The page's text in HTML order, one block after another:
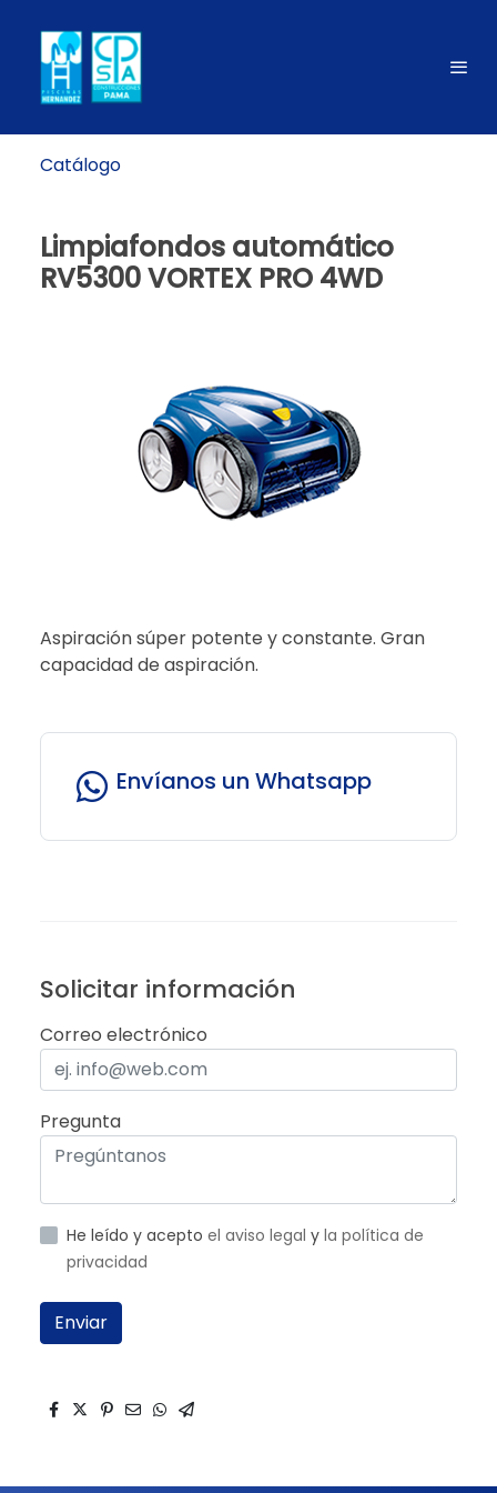
Catálogo
Limpiafondos automático
RV5300 VORTEX PRO 4WD
Aspiración súper potente y constante. Gran
capacidad de aspiración.
Envíanos un Whatsapp
Solicitar información
Correo electrónico
Pregunta
He leído y acepto el aviso legal y la política de
privacidad
Enviar